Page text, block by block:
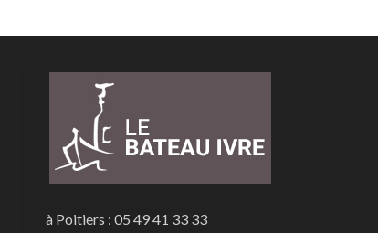
à Poitiers : 05 49 41 33 33